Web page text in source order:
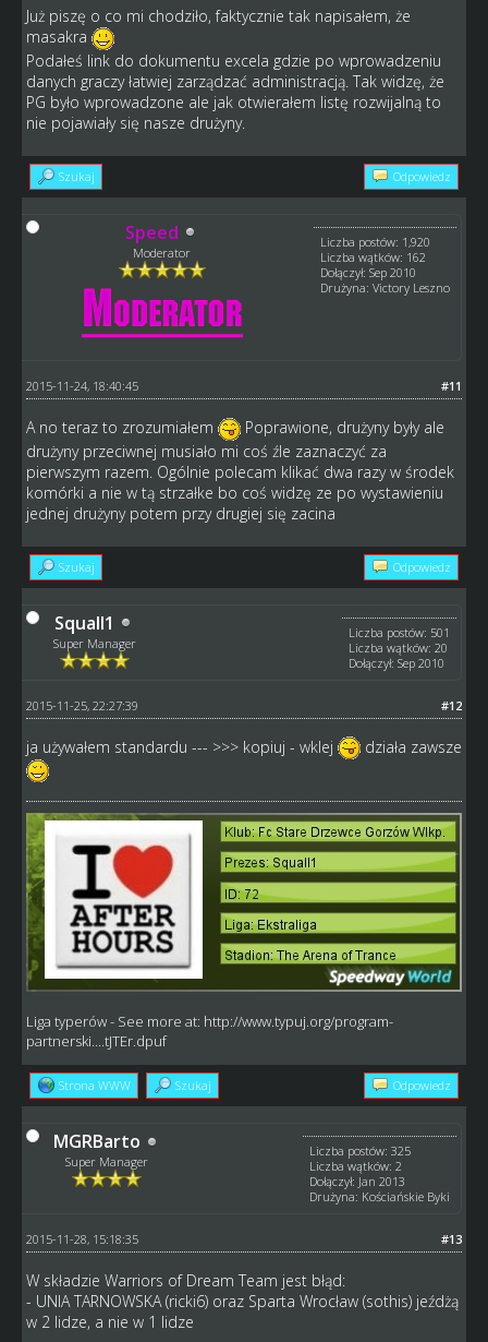
Już piszę o co mi chodziło, faktycznie tak napisałem, że
masakra
Podałeś link do dokumentu excela gdzie po wprowadzeniu
danych graczy łatwiej zarządzać administracją. Tak widzę, że
PG było wprowadzone ale jak otwierałem listę rozwijalną to
nie pojawiały się nasze drużyny.
Szukaj Odpowiedz
Speed
Moderator
Liczba postów: 1,920
Liczba wątków: 162
Dołączył: Sep 2010
Drużyna: Victory Leszno
#11
2015-11-24, 18:40:45
A no teraz to zrozumiałem
Poprawione, drużyny były ale
drużyny przeciwnej musiało mi coś źle zaznaczyć za
pierwszym razem. Ogólnie polecam klikać dwa razy w środek
komórki a nie w tą strzałke bo coś widzę ze po wystawieniu
jednej drużyny potem przy drugiej się zacina
Szukaj Odpowiedz
Squall1
Super Manager
Liczba postów: 501
Liczba wątków: 20
Dołączył: Sep 2010
#12
2015-11-25, 22:27:39
ja używałem standardu --- >>> kopiuj - wklej działa zawsze
Liga typerów- See more at: http://www.typuj.org/program-
partnerski....tJTEr.dpuf
Strona WWW Szukaj Odpowiedz
MGRBarto
Super Manager
Liczba postów: 325
Liczba wątków: 2
Dołączył: Jan 2013
Drużyna: Kościańskie Byki
#13
2015-11-28, 15:18:35
W składzie Warriors of Dream Team jest błąd:
- UNIA TARNOWSKA (ricki6) oraz Sparta Wrocław (sothis) jeźdżą
w 2 lidze, a nie w 1 lidze